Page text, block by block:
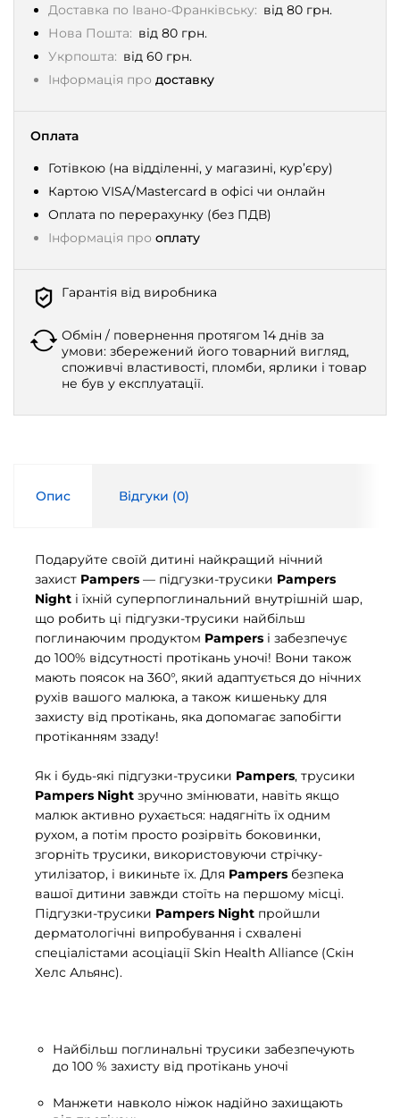
Доставка по Івано-Франківську: від 80 грн.
Нова Пошта: від 80 грн.
Укрпошта: від 60 грн.
Інформація про доставку
Оплата
Готівкою (на відділенні, у магазині, кур’єру)
Картою VISA/Mastercard в офісі чи онлайн
Оплата по перерахунку (без ПДВ)
Інформація про оплату
Гарантія від виробника
Обмін / повернення протягом 14 днів за
умови: збережений його товарний вигляд,
споживчі властивості, пломби, ярлики і товар
не був у експлуатації.
Опис Відгуки (0)
Подаруйте своїй дитині найкращий нічний
захист Pampers — підгузки-трусики Pampers
Night і їхній суперпоглинальний внутрішній шар,
що робить ці підгузки-трусики найбільш
поглинаючим продуктом Pampers і забезпечує
до 100% відсутності протікань уночі! Вони також
мають поясок на 360°, який адаптується до нічних
рухів вашого малюка, а також кишеньку для
захисту від протікань, яка допомагає запобігти
протіканням ззаду!
Як і будь-які підгузки-трусики Pampers, трусики
Pampers Night зручно змінювати, навіть якщо
малюк активно рухається: надягніть їх одним
рухом, а потім просто розірвіть боковинки,
згорніть трусики, використовуючи стрічку-
утилізатор, і викиньте їх. Для Pampers безпека
вашої дитини завжди стоїть на першому місці.
Підгузки-трусики Pampers Night пройшли
дерматологічні випробування і схвалені
спеціалістами асоціації Skin Health Alliance (Скін
Хелс Альянс).
Найбільш поглинальні трусики забезпечують
до 100 % захисту від протікань уночі
Манжети навколо ніжок надійно захищають